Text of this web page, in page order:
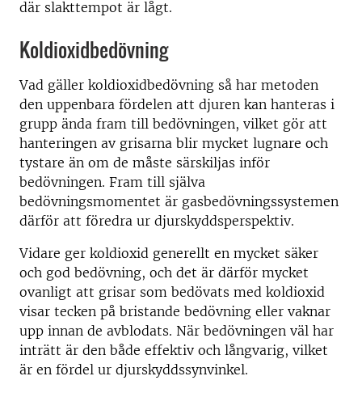
där slakttempot är lågt.
Koldioxidbedövning
Vad gäller koldioxidbedövning så har metoden
den uppenbara fördelen att djuren kan hanteras i
grupp ända fram till bedövningen, vilket gör att
hanteringen av grisarna blir mycket lugnare och
tystare än om de måste särskiljas inför
bedövningen. Fram till själva
bedövningsmomentet är gasbedövningssystemen
därför att föredra ur djurskyddsperspektiv.
Vidare ger koldioxid generellt en mycket säker
och god bedövning, och det är därför mycket
ovanligt att grisar som bedövats med koldioxid
visar tecken på bristande bedövning eller vaknar
upp innan de avblodats. När bedövningen väl har
inträtt är den både effektiv och långvarig, vilket
är en fördel ur djurskyddssynvinkel.